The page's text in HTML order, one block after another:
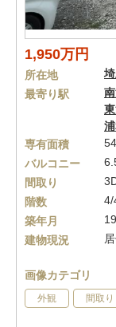
1,950万円
所在地
最寄り駅
専有面積
バルコニー
間取り
階数
4/
築年月
建物現況
画像カテゴリ
外観 間取り